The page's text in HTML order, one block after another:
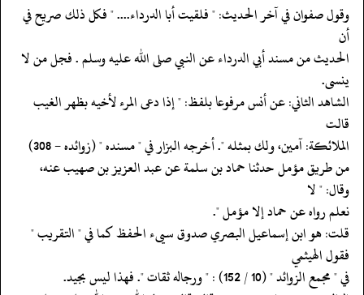
‏‏‏‏وقول صفوان في آخر الحديث: " فلقيت أبا الدرداء.... " فكل ذلك صريح في
أن
‏‏‏‏الحديث من مسند أبي الدرداء عن النبي صلى الله عليه وسلم . فجل من لا
ينسى.
‏‏‏‏الشاهد الثاني: عن أنس مرفوعا بلفظ: " إذا دعى المرء لأخيه بظهر الغيب
قالت
‏‏‏‏الملائكة: آمين، ولك بمثله ". أخرجه البزار في " مسنده " (زوائده - 308)
‏‏‏‏من طريق مؤمل حدثنا حماد بن سلمة عن عبد العزيز بن صهيب عنه،
وقال: " لا
‏‏‏‏نعلم رواه عن حماد إلا مؤمل ".
‏‏‏‏قلت: هو ابن إسماعيل البصري صدوق سيىء الحفظ كما في " التقريب "
فقول الهيثمي
‏‏‏‏في " مجمع الزوائد " (10 / 152) : " ورجاله ثقات ". فهذا ليس بجيد.